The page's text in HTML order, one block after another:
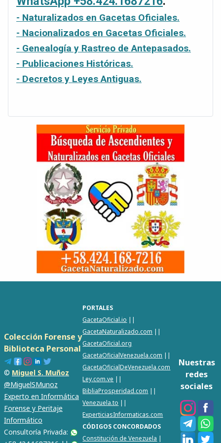
- Naturalizados en Gacetas Oficiales.
- Nacionalizados en Gacetas Oficiales.
- Genealogía y Rastreo de Antepasados.
- Publicaciones Históricas.
- Decretos y Leyes Antiguas.
Colección Forense y
Biblioteca Personal
© Miguel S. Muñoz
@MiguelSMunoz
Experto en Informática
Forense y Peritaje
Informático
Consultoría Privada:
PORTALES
GacetaOficial.io ||
GacetaNaturalizado.com ||
GacetaOficial.org
GacetaOficialVenezuela.com ||
GacetaOficialDeVenezuela.com
Ley.com.ve ||
BibliaProsperidad.com ||
Venezuela.to ||
ExperticiasInformaticas.com
CÓDIGOS CONCORDADOS
Constitución de Venezuela |
Nuestras
redes
sociales